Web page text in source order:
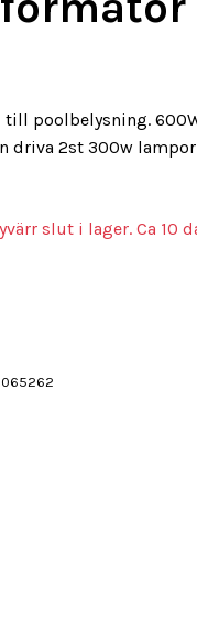
poolbelysning.
driva 2st 300w
slut i lager. Ca 10